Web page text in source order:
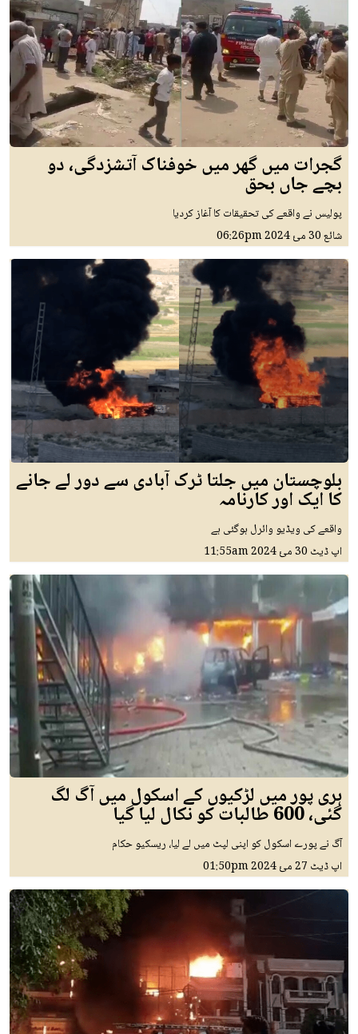
گجرات میں گھر میں خوفناک آتشزدگی، دو
بچے جاں بحق
پولیس نے واقعے کی تحقیقات کا آغاز کردیا
شائع30 مئ 2024 06:26pm
بلوچستان میں جلتا ٹرک آبادی سے دور لے جانے
کا ایک اور کارنامہ
واقعے کی ویڈیو وائرل ہوگئی ہے
اپ ڈیٹ 30 مئ 2024 11:55am
ہری پور میں لڑکیوں کے اسکول میں آگ لگ
گئی، 600 طالبات کو نکال لیا گیا
آگ نے پورے اسکول کو اپنی لپٹ میں لے لیا، ریسکیو حکام
اپ ڈیٹ 27 مئ 2024 01:50pm